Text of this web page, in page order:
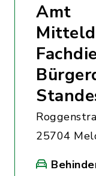
Amt
25704